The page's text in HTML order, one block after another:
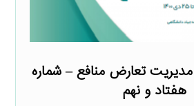
تعارض منافع – شماره
هفتاد و نهم